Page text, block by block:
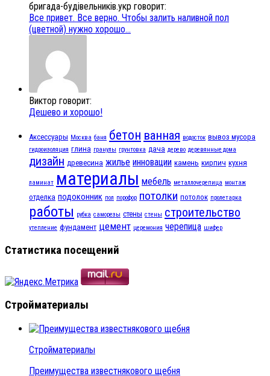
бригада-будівельників.укр говорит:
Все привет. Все верно. Чтобы залить наливной пол
(цветной) нужно хорошо...
Виктор говорит:
Дешево и хорошо!
Аксессуары Москва баня бетон ванная водосток вывоз мусора
гидроизоляция глина гранулы грунтовка дача дерево деревянные дома
дизайн древесина жилье инновации камень кирпич кухня
ламинат материалы мебель металлочерепица монтаж
отделка подоконник пол порофор потолки потолок пролетарка
работы рубка саморезы стены стены строительство
утепление фундамент цемент церемония черепица шифер
Статистика посещений
Стройматериалы
Стройматериалы
Преимущества известнякового щебня